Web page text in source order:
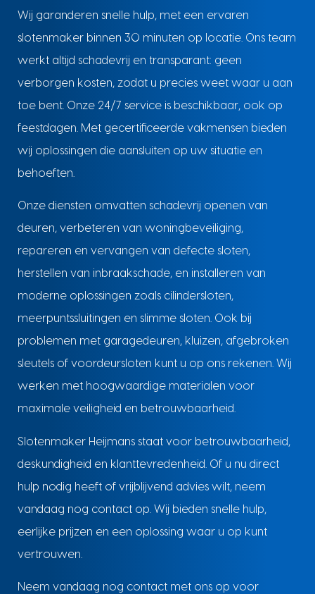
Wij garanderen snelle hulp, met een ervaren
slotenmaker binnen 30 minuten op locatie. Ons team
werkt altijd schadevrij en transparant: geen
verborgen kosten, zodat u precies weet waar u aan
toe bent. Onze 24/7 service is beschikbaar, ook op
feestdagen. Met gecertificeerde vakmensen bieden
wij oplossingen die aansluiten op uw situatie en
behoeften.
Onze diensten omvatten schadevrij openen van
deuren, verbeteren van woningbeveiliging,
repareren en vervangen van defecte sloten,
herstellen van inbraakschade, en installeren van
moderne oplossingen zoals cilindersloten,
meerpuntssluitingen en slimme sloten. Ook bij
problemen met garagedeuren, kluizen, afgebroken
sleutels of voordeursloten kunt u op ons rekenen. Wij
werken met hoogwaardige materialen voor
maximale veiligheid en betrouwbaarheid.
Slotenmaker Heijmans staat voor betrouwbaarheid,
deskundigheid en klanttevredenheid. Of u nu direct
hulp nodig heeft of vrijblijvend advies wilt, neem
vandaag nog contact op. Wij bieden snelle hulp,
eerlijke prijzen en een oplossing waar u op kunt
vertrouwen.
Neem vandaag nog contact met ons op voor